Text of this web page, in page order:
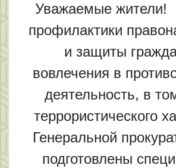
Уважаемые жители!
профилактики
и защиты
вовлечения в
деятельность, в
террористического
Генеральной
подготовлены